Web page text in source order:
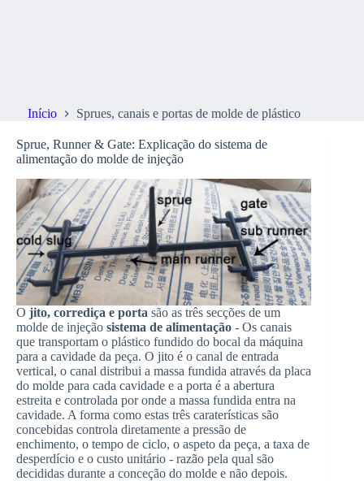
Início Sprues, canais e portas de molde de plástico
Sprue, Runner & Gate: Explicação do sistema de
alimentação do molde de injeção
O jito, corrediça e porta são as três secções de um
molde de injeção sistema de alimentação - Os canais
que transportam o plástico fundido do bocal da máquina
para a cavidade da peça. O jito é o canal de entrada
vertical, o canal distribui a massa fundida através da placa
do molde para cada cavidade e a porta é a abertura
estreita e controlada por onde a massa fundida entra na
cavidade. A forma como estas três caraterísticas são
concebidas controla diretamente a pressão de
enchimento, o tempo de ciclo, o aspeto da peça, a taxa de
desperdício e o custo unitário - razão pela qual são
decididas durante a conceção do molde e não depois.